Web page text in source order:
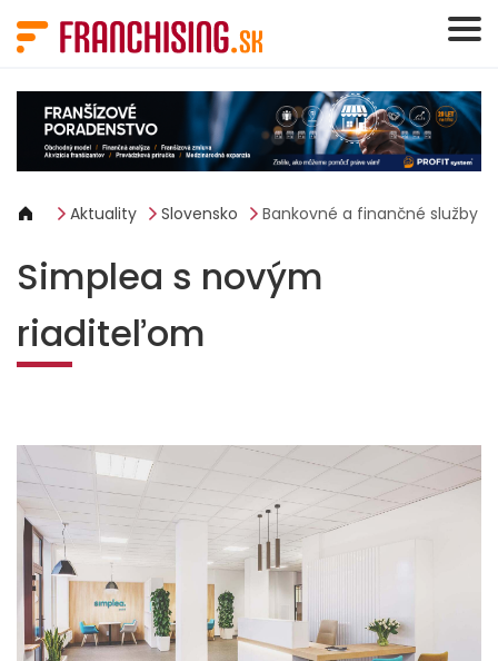
Aktuality Slovensko Bankovné a finančné služby
Simplea s novým
riaditeľom